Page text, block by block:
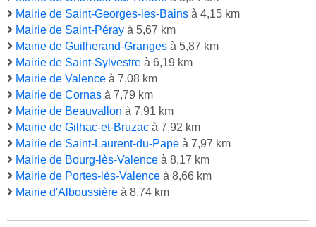
Mairie de Saint-Georges-les-Bains à 4,15 km
Mairie de Saint-Péray à 5,67 km
Mairie de Guilherand-Granges à 5,87 km
Mairie de Saint-Sylvestre à 6,19 km
Mairie de Valence à 7,08 km
Mairie de Cornas à 7,79 km
Mairie de Beauvallon à 7,91 km
Mairie de Gilhac-et-Bruzac à 7,92 km
Mairie de Saint-Laurent-du-Pape à 7,97 km
Mairie de Bourg-lès-Valence à 8,17 km
Mairie de Portes-lès-Valence à 8,66 km
Mairie d'Alboussière à 8,74 km